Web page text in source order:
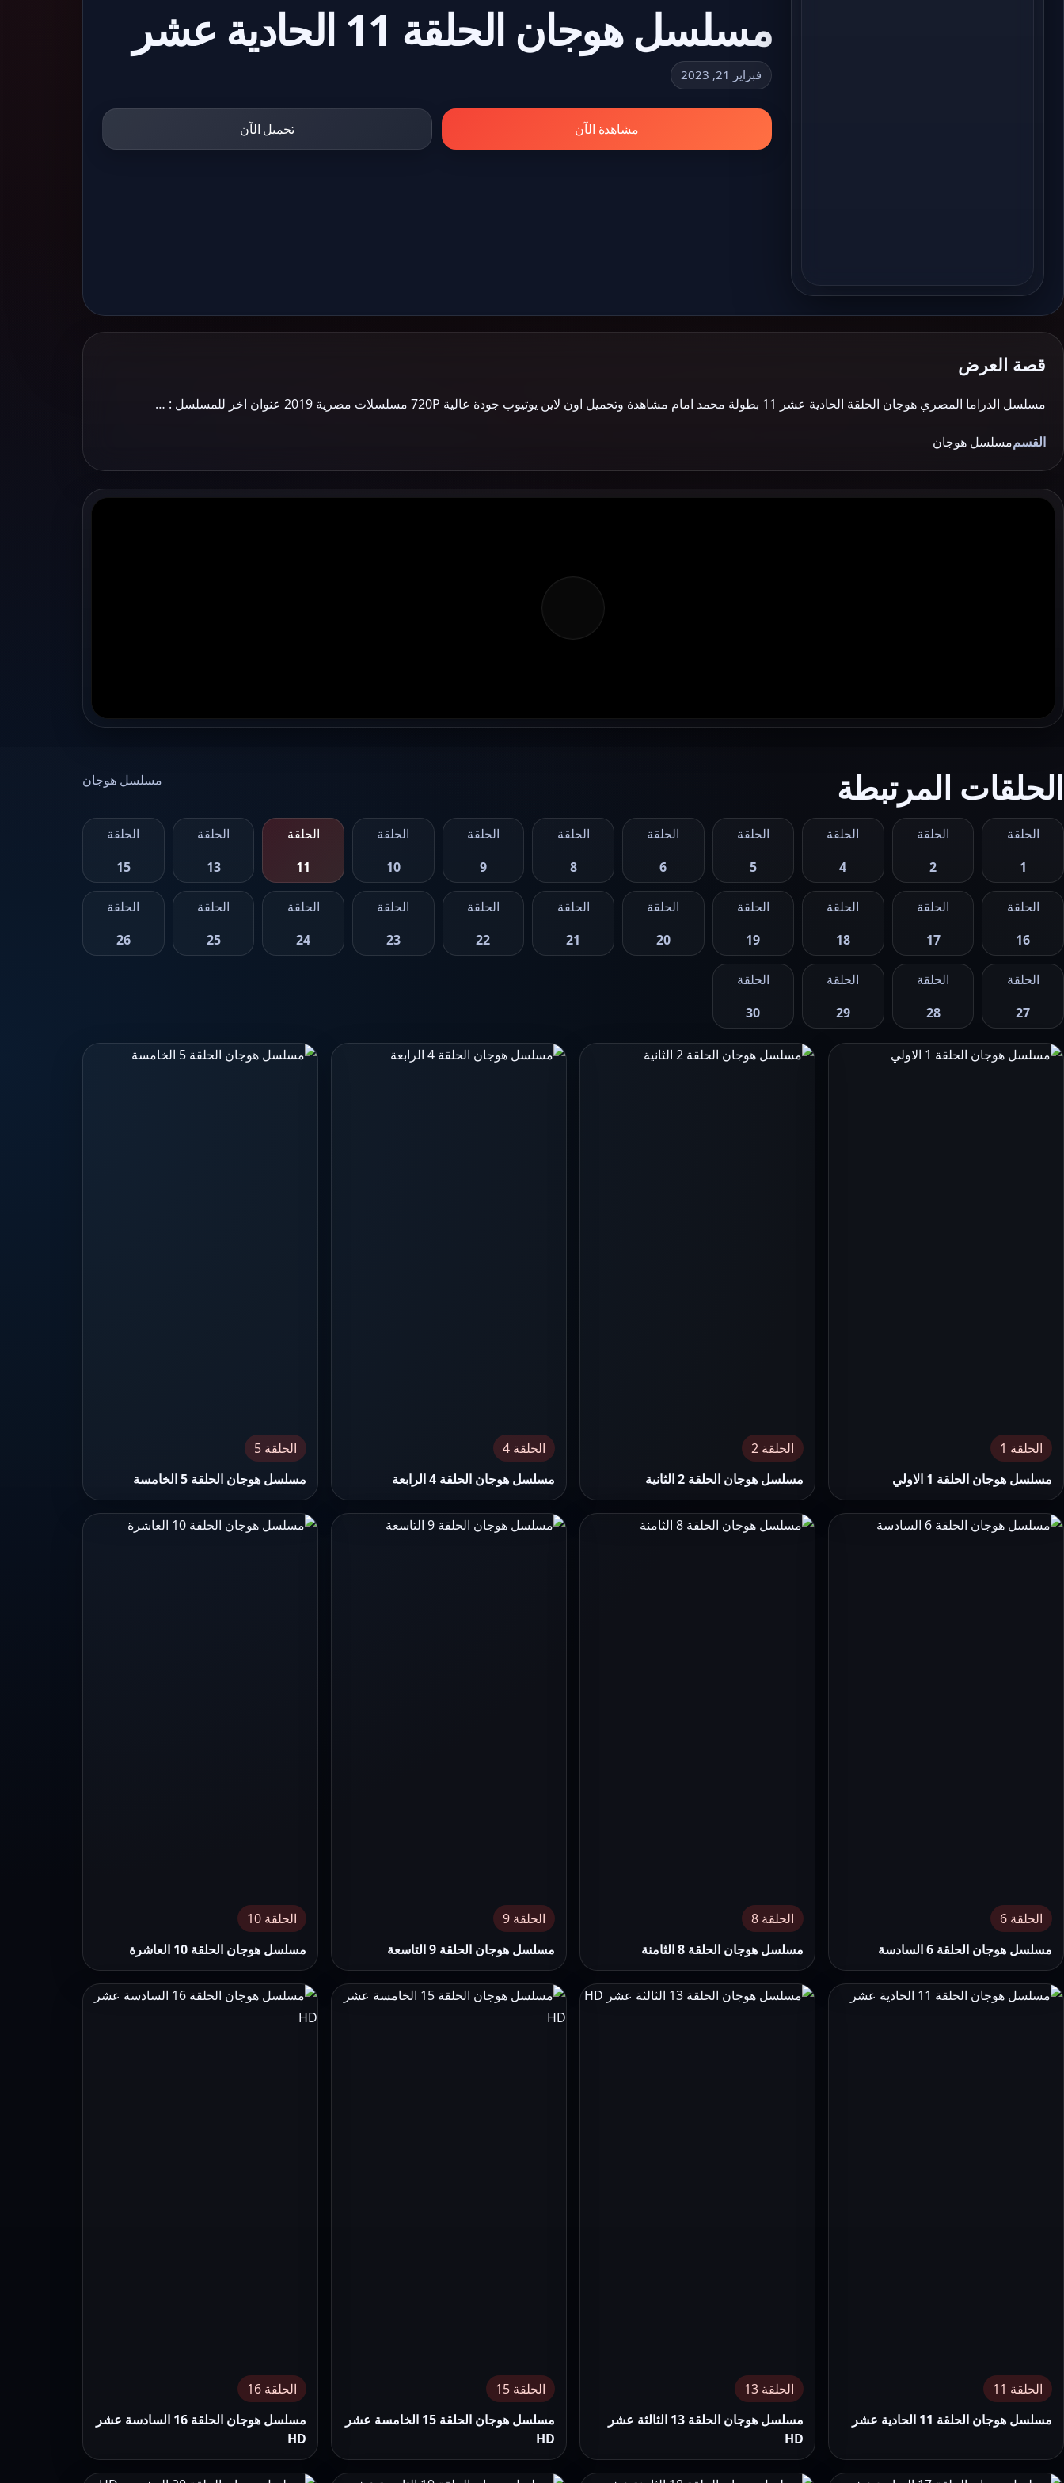
مسلسل هوجان الحلقة 11 الحادية عشر
فبراير 21, 2023
مشاهدة الآن تحميل الآن
قصة العرض
مسلسل الدراما المصري هوجان الحلقة الحادية عشر 11 بطولة محمد امام مشاهدة وتحميل اون لاين يوتيوب جودة عالية 720P مسلسلات مصرية 2019 عنوان اخر للمسلسل : …
القسممسلسل هوجان
الحلقات المرتبطة مسلسل هوجان
الحلقة
1
الحلقة
2
الحلقة
4
الحلقة
5
الحلقة
6
الحلقة
8
الحلقة
9
الحلقة
10
الحلقة
11
الحلقة
13
الحلقة
15
الحلقة
16
الحلقة
17
الحلقة
18
الحلقة
19
الحلقة
20
الحلقة
21
الحلقة
22
الحلقة
23
الحلقة
24
الحلقة
25
الحلقة
26
الحلقة
27
الحلقة
28
الحلقة
29
الحلقة
30
الحلقة 1
مسلسل هوجان الحلقة 1 الاولي
الحلقة 2
مسلسل هوجان الحلقة 2 الثانية
الحلقة 4
مسلسل هوجان الحلقة 4 الرابعة
الحلقة 5
مسلسل هوجان الحلقة 5 الخامسة
الحلقة 6
مسلسل هوجان الحلقة 6 السادسة
الحلقة 8
مسلسل هوجان الحلقة 8 الثامنة
الحلقة 9
مسلسل هوجان الحلقة 9 التاسعة
الحلقة 10
مسلسل هوجان الحلقة 10 العاشرة
الحلقة 11
مسلسل هوجان الحلقة 11 الحادية عشر
الحلقة 13
مسلسل هوجان الحلقة 13 الثالثة عشر
HD
الحلقة 15
مسلسل هوجان الحلقة 15 الخامسة عشر
HD
الحلقة 16
مسلسل هوجان الحلقة 16 السادسة عشر
HD